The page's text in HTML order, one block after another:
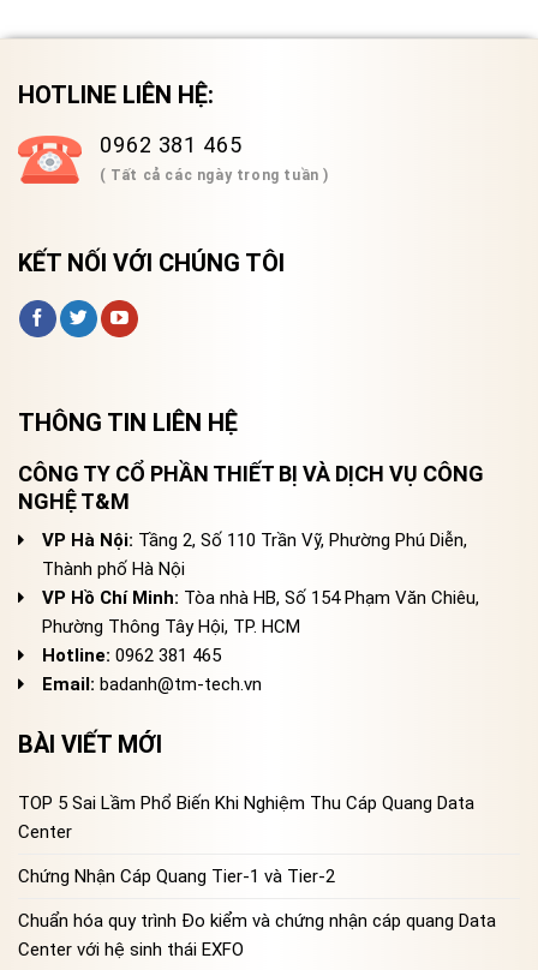
HOTLINE LIÊN HỆ:
0962 381 465
( Tất cả các ngày trong tuần )
KẾT NỐI VỚI CHÚNG TÔI
THÔNG TIN LIÊN HỆ
CÔNG TY CỔ PHẦN THIẾT BỊ VÀ DỊCH VỤ CÔNG
NGHỆ T&M
VP Hà Nội: Tầng 2, Số 110 Trần Vỹ, Phường Phú Diễn,
Thành phố Hà Nội
VP Hồ Chí Minh: Tòa nhà HB, Số 154 Phạm Văn Chiêu,
Phường Thông Tây Hội, TP. HCM
Hotline: 0962 381 465
Email: badanh@tm-tech.vn
BÀI VIẾT MỚI
TOP 5 Sai Lầm Phổ Biến Khi Nghiệm Thu Cáp Quang Data
Center
Chứng Nhận Cáp Quang Tier-1 và Tier-2
Chuẩn hóa quy trình Đo kiểm và chứng nhận cáp quang Data
Center với hệ sinh thái EXFO